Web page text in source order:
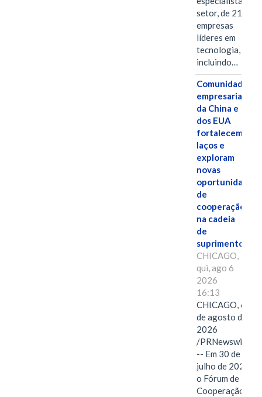
setor, de 21
empresas
líderes em
tecnologia,
incluindo…
Comunidades
empresariais
da China e
dos EUA
fortalecem
laços e
exploram
novas
oportunidades
de
cooperação
na cadeia
de
suprimentos.
CHICAGO,
qui, ago 6
2026
16:13
CHICAGO, 6
de agosto de
2026
/PRNewswire/
-- Em 30 de
julho de 2026,
o Fórum de
Cooperação